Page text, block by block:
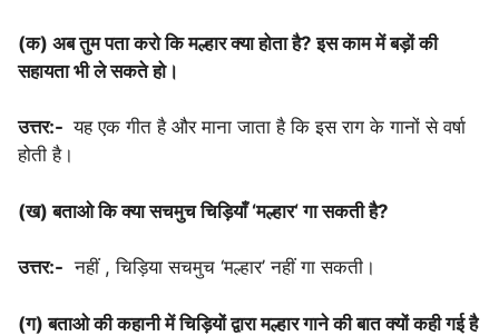
(क) अब तुम पता करो कि मल्हार क्या होता है? इस काम में बड़ों की
सहायता भी ले सकते हो।
उत्तर:- यह एक गीत है और माना जाता है कि इस राग के गानों से वर्षा
होती है।
(ख) बताओ कि क्या सचमुच चिड़ियाँ ‘मल्हार‘ गा सकती है?
उत्तर:- नहीं , चिड़िया सचमुच ‘मल्हार’ नहीं गा सकती।
(ग) बताओ की कहानी में चिड़ियों द्वारा मल्हार गाने की बात क्यों कही गई है